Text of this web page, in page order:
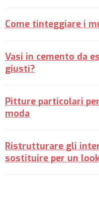
Come tinteggiare i
Vasi in cemento da
giusti?
Pitture particolari
moda
Ristrutturare gli
sostituire per un